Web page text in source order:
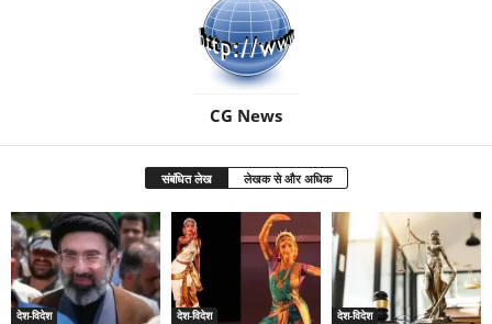
CG News
संबंधित लेख लेखक से और अधिक
देश-विदेश देश-विदेश देश-विदेश